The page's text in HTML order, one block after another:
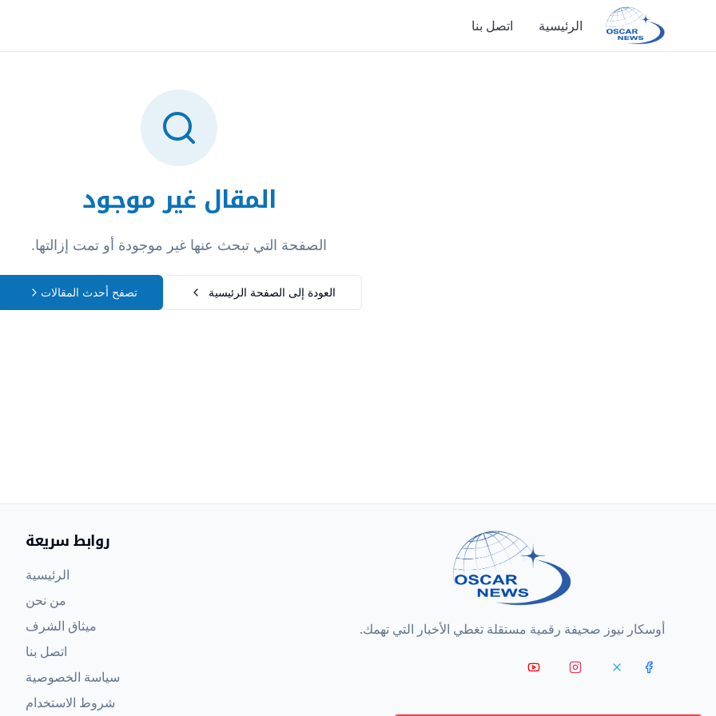
الرئيسية اتصل بنا
المقال غير موجود
الصفحة التي تبحث عنها غير موجودة أو تمت إزالتها.
العودة إلى الصفحة الرئيسية تصفح أحدث المقالات
أوسكار نيوز صحيفة رقمية مستقلة تغطي الأخبار التي تهمك.
روابط سريعة
الرئيسية
من نحن
ميثاق الشرف
اتصل بنا
سياسة الخصوصية
شروط الاستخدام